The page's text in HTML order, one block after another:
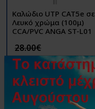
Καλώδιο UTP CAT5e σε
Λευκό χρώμα (100μ)
CCA/PVC ANGA ST-L01
28.00€
23.99€
Αγορά